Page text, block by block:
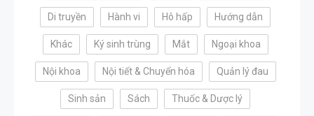
Di truyền Hành vi Hô hấp Hướng dẫn
Khác Ký sinh trùng Mắt Ngoại khoa
Nội khoa Nội tiết & Chuyển hóa Quản lý đau
Sinh sản Sách Thuốc & Dược lý